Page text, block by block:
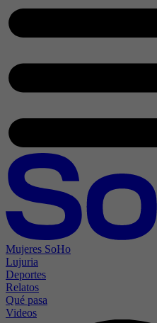
Mujeres SoHo
Lujuria
Deportes
Relatos
Qué pasa
Videos